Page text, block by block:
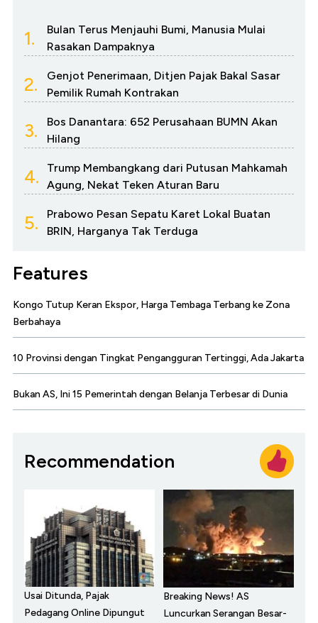
1.
Bulan Terus Menjauhi Bumi, Manusia Mulai
Rasakan Dampaknya
2.
Genjot Penerimaan, Ditjen Pajak Bakal Sasar
Pemilik Rumah Kontrakan
3.
Bos Danantara: 652 Perusahaan BUMN Akan
Hilang
4.
Trump Membangkang dari Putusan Mahkamah
Agung, Nekat Teken Aturan Baru
5.
Prabowo Pesan Sepatu Karet Lokal Buatan
BRIN, Harganya Tak Terduga
Features
Kongo Tutup Keran Ekspor, Harga Tembaga Terbang ke Zona
Berbahaya
10 Provinsi dengan Tingkat Pengangguran Tertinggi, Ada Jakarta
Bukan AS, Ini 15 Pemerintah dengan Belanja Terbesar di Dunia
Recommendation
Usai Ditunda, Pajak
Pedagang Online Dipungut
Breaking News! AS
Luncurkan Serangan Besar-